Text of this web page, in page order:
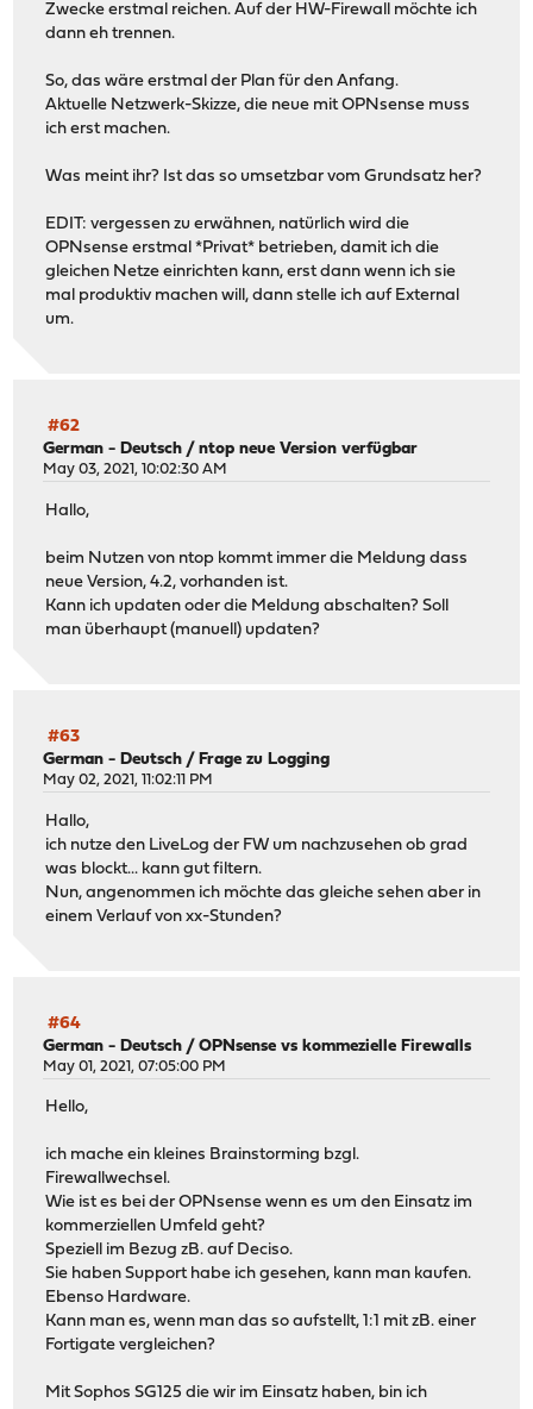
Zwecke erstmal reichen. Auf der HW-Firewall möchte ich
dann eh trennen.
So, das wäre erstmal der Plan für den Anfang.
Aktuelle Netzwerk-Skizze, die neue mit OPNsense muss
ich erst machen.
Was meint ihr? Ist das so umsetzbar vom Grundsatz her?
EDIT: vergessen zu erwähnen, natürlich wird die
OPNsense erstmal *Privat* betrieben, damit ich die
gleichen Netze einrichten kann, erst dann wenn ich sie
mal produktiv machen will, dann stelle ich auf External
um.
#62
German - Deutsch /ntop neue Version verfügbar
May 03, 2021, 10:02:30 AM
Hallo,
beim Nutzen von ntop kommt immer die Meldung dass
neue Version, 4.2, vorhanden ist.
Kann ich updaten oder die Meldung abschalten? Soll
man überhaupt (manuell) updaten?
#63
German - Deutsch /Frage zu Logging
May 02, 2021, 11:02:11 PM
Hallo,
ich nutze den LiveLog der FW um nachzusehen ob grad
was blockt... kann gut filtern.
Nun, angenommen ich möchte das gleiche sehen aber in
einem Verlauf von xx-Stunden?
#64
German - Deutsch /OPNsense vs kommezielle Firewalls
May 01, 2021, 07:05:00 PM
Hello,
ich mache ein kleines Brainstorming bzgl.
Firewallwechsel.
Wie ist es bei der OPNsense wenn es um den Einsatz im
kommerziellen Umfeld geht?
Speziell im Bezug zB. auf Deciso.
Sie haben Support habe ich gesehen, kann man kaufen.
Ebenso Hardware.
Kann man es, wenn man das so aufstellt, 1:1 mit zB. einer
Fortigate vergleichen?
Mit Sophos SG125 die wir im Einsatz haben, bin ich